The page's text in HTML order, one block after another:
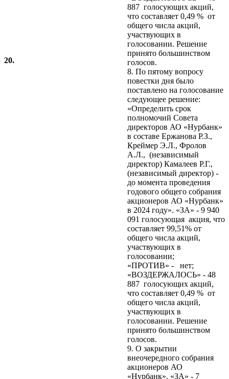
20.
887 голосующих акций,
что составляет 0,49 % от
общего числа акций,
участвующих в
голосовании. Решение
принято большинством
голосов.
8. По пятому вопросу
повестки дня было
поставлено на голосование
следующее решение:
«Определить срок
полномочий Совета
директоров АО «Нурбанк»
в составе Ержанова Р.З.,
Креймер Э.Л., Фролов
А.Л., (независимый
директор) Камалеев Р.Г.,
(независимый директор) -
до момента проведения
годового общего собрания
акционеров АО «Нурбанк»
в 2024 году». «ЗА» - 9 940
091 голосующая акция, что
составляет 99,51% от
общего числа акций,
участвующих в
голосовании;
«ПРОТИВ» - нет;
«ВОЗДЕРЖАЛОСЬ» - 48
887 голосующих акций,
что составляет 0,49 % от
общего числа акций,
участвующих в
голосовании. Решение
принято большинством
голосов.
9. О закрытии
внеочередного собрания
акционеров АО
«Нурбанк». «ЗА» - 7